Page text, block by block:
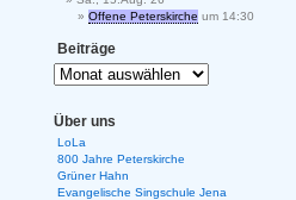
Offene Peterskirche um 14:30
Beiträge
Über uns
LoLa
800 Jahre Peterskirche
Grüner Hahn
Evangelische Singschule Jena